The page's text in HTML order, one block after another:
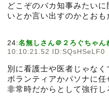
どこぞのバカ知事みたい
いとか言い出すのかとおも
24:名無しさん＠２ろぐちゃん
10:10:21.52 ID:SQsHSeLF0
別に看護士や医者じゃなく
ボランティアかパソナに任
非常時だからとして強行し